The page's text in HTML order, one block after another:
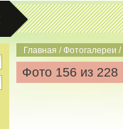
Главная /Фотогалереи /
Фото 156 из 228